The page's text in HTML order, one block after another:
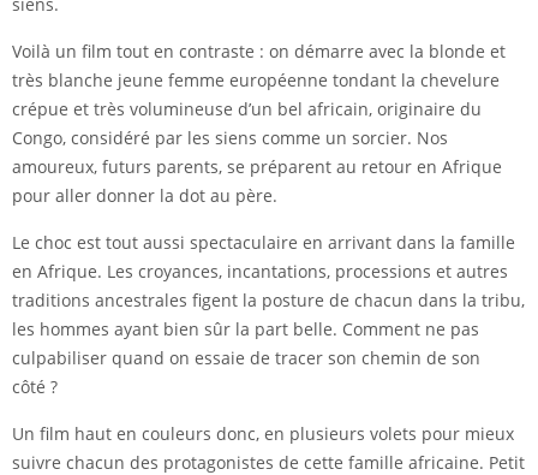
Voilà un film tout en contraste : on démarre avec la blonde et
très blanche jeune femme européenne tondant la chevelure
crépue et très volumineuse d’un bel africain, originaire du
Congo, considéré par les siens comme un sorcier. Nos
amoureux, futurs parents, se préparent au retour en Afrique
pour aller donner la dot au père.
Le choc est tout aussi spectaculaire en arrivant dans la famille
en Afrique. Les croyances, incantations, processions et autres
traditions ancestrales figent la posture de chacun dans la tribu,
les hommes ayant bien sûr la part belle. Comment ne pas
culpabiliser quand on essaie de tracer son chemin de son
côté ?
Un film haut en couleurs donc, en plusieurs volets pour mieux
suivre chacun des protagonistes de cette famille africaine. Petit